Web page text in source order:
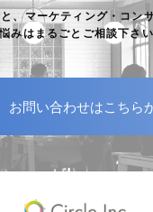
、マーケティング・コン
みはまるごとご相談下さい
お問い合わせはこちら